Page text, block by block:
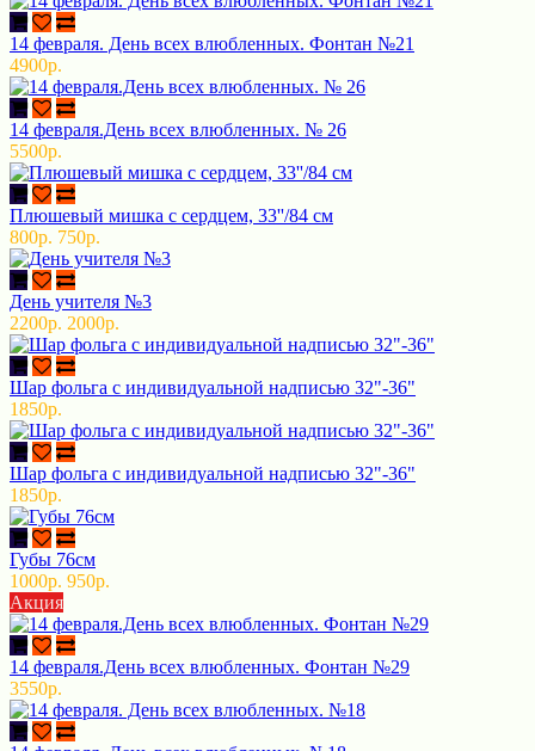
14 февраля. День всех влюбленных. Фонтан №21
4900р.
14 февраля.День всех влюбленных. № 26
5500р.
Плюшевый мишка с сердцем, 33''/84 см
800р. 750р.
День учителя №3
2200р. 2000р.
Шар фольга с индивидуальной надписью 32"-36"
1850р.
Шар фольга с индивидуальной надписью 32"-36"
1850р.
Губы 76см
1000р. 950р.
Акция
14 февраля.День всех влюбленных. Фонтан №29
3550р.